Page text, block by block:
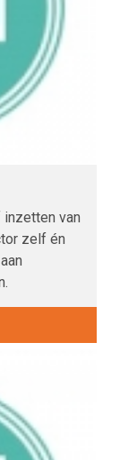
van
zelf én